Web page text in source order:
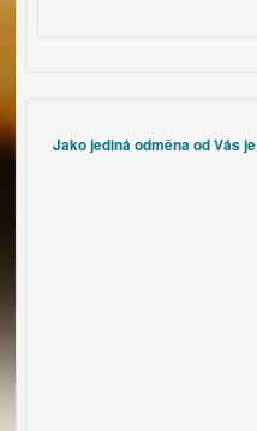
Jako jediná odměna od Vás